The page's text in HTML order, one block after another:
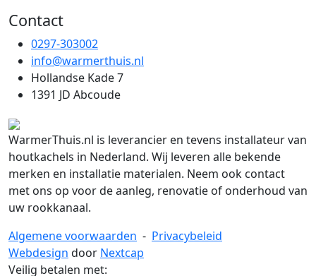
Contact
0297-303002
info@warmerthuis.nl
Hollandse Kade 7
1391 JD Abcoude
WarmerThuis.nl is leverancier en tevens installateur van
houtkachels in Nederland. Wij leveren alle bekende
merken en installatie materialen. Neem ook contact
met ons op voor de aanleg, renovatie of onderhoud van
uw rookkanaal.
Algemene voorwaarden - Privacybeleid
Webdesign door Nextcap
Veilig betalen met: